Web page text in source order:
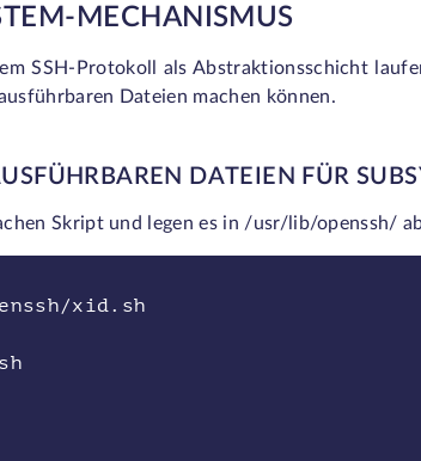
MECHANISMUS
SSH-Protokoll als Abstraktionsschicht
Dateien machen können.
DATEIEN FÜR
Skript und legen es in /usr/lib/openssh/
xid.sh